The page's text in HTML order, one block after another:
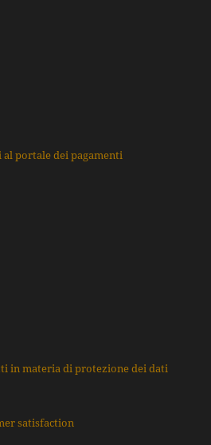
al portale dei pagamenti
in materia di protezione dei dati
satisfaction